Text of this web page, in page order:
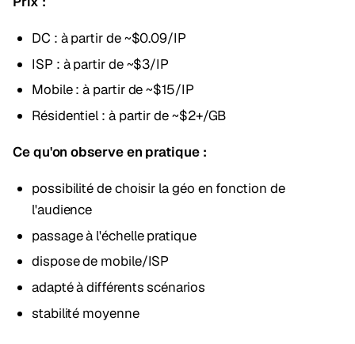
DC : à partir de ~$0.09/IP
ISP : à partir de ~$3/IP
Mobile : à partir de ~$15/IP
Résidentiel : à partir de ~$2+/GB
Ce qu'on observe en pratique :
possibilité de choisir la géo en fonction de
l'audience
passage à l'échelle pratique
dispose de mobile/ISP
adapté à différents scénarios
stabilité moyenne